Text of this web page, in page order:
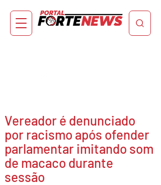
Vereador é denunciado
por racismo após ofender
parlamentar imitando som
de macaco durante
sessão